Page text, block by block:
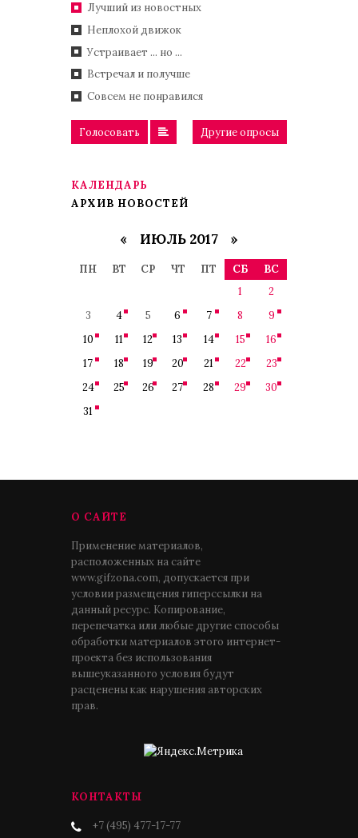
Лучший из новостных
Неплохой движок
Устраивает ... но ...
Встречал и получше
Совсем не понравился
Голосовать Другие опросы
КАЛЕНДАРЬ
АРХИВ НОВОСТЕЙ
« ИЮЛЬ 2017 »
ПН ВТ СР ЧТ ПТ СБ
ВС
1
2
3
4 5 6 7 8
9
10
11 12 13 14 15
16
17
18 19 20 21 22
23
24
25 26 27 28 29
30
31
О САЙТЕ
Применение материалов,
расположенных на сайте
www.gifzona.com, допускается при
условии размещения гиперссылки на
данный ресурс. Копирование,
перепечатка или любые другие способы
обработки материалов этого интернет-
проекта без использования
вышеуказанного условия будут
расценены как нарушения авторских
прав.
КОНТАКТЫ
+7 (495) 477-17-77